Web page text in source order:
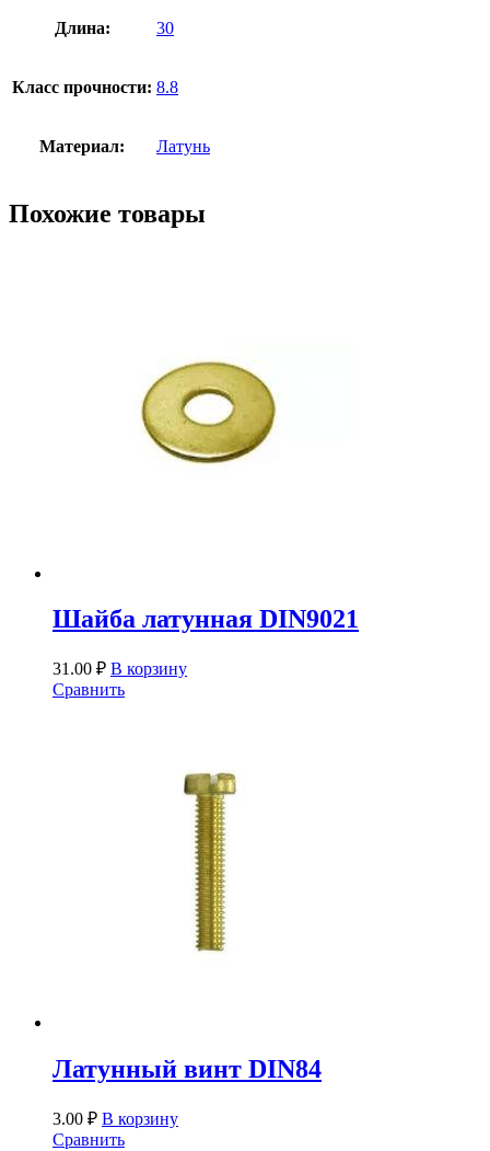
Длина: 30
Класс прочности: 8.8
Материал: Латунь
Похожие товары
Шайба латунная DIN9021
31.00 ₽ В корзину
Сравнить
Латунный винт DIN84
3.00 ₽ В корзину
Сравнить